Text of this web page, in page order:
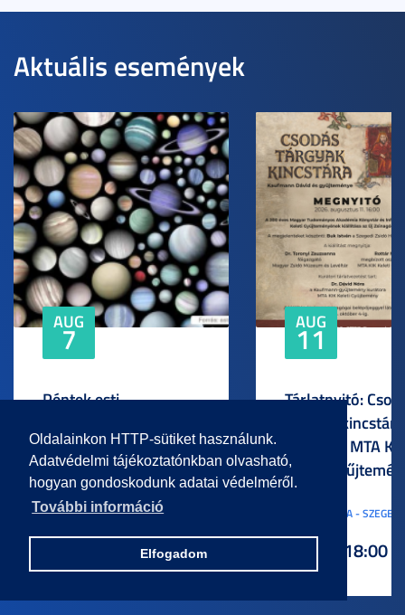
Oldalainkon HTTP-sütiket használunk.
Adatvédelmi tájékoztatónkban olvasható,
hogyan gondoskodunk adatai védelméről.
További információ
Elfogadom
Aktuális események
AUG
7
Péntek esti
közel és távol
SZTE SZEGEDI CSILLAGVIZSGÁLÓ
18:30 - 22:00
AUG
11
Tárlatnyitó:
tárgyak
Ízelítő az MTA
Keleti
ÚJ ZSINAGÓGA -
16:00 - 18:00